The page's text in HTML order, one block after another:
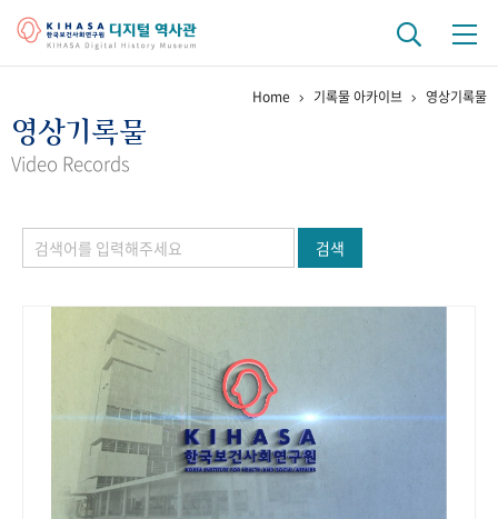
걸어온 길 기관 변천사
정책과 연구 키워드로 보는 연구 역사
연구자들
기록물 아카이브
사진 아카이브 문서 기록물 행정박물 영상 기록물
주년 기념
성과 50선 숫자로 보는 50년
Home 기록물 아카이브 영상기록물
영상기록물
Video Records
검색